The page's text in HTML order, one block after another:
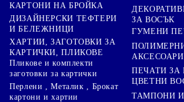
КАРТОНИ НА БРОЙКА
ДИЗАЙНЕРСКИ ТЕФТЕРИ
И БЕЛЕЖНИЦИ
ХАРТИИ, ЗАГОТОВКИ ЗА
КАРТИЧКИ, ПЛИКОВЕ
Пликове и комплекти
заготовки за картички
Перлени , Металик , Брокат
картони и хартии
ЗА ВОСЪК
ГУМЕНИ
АКСЕСОАРИ
ПЕЧАТИ ЗА
ЦВЕТНИ
ТАМПОНИ